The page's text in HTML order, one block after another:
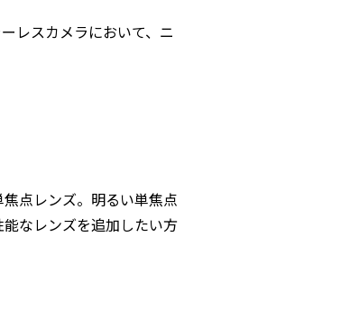
レスカメラにおいて、ニ
点レンズ。明るい単焦点
なレンズを追加したい方